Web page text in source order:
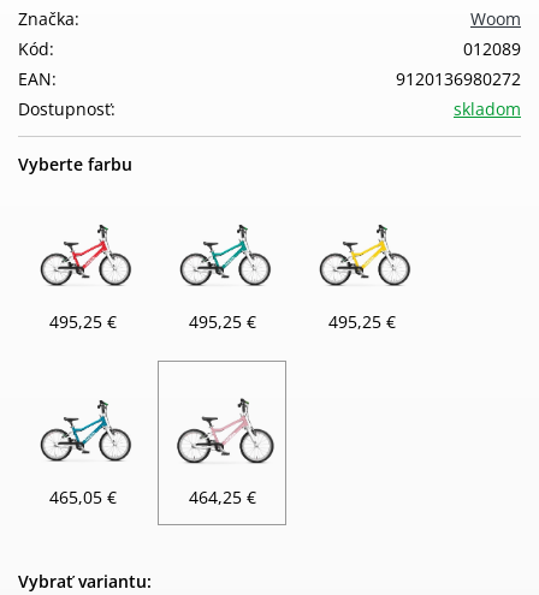
Woom
Značka:
012089
Kód:
9120136980272
EAN:
skladom
Dostupnosť:
Vyberte farbu
495,25 € 495,25 € 495,25 €
465,05 € 464,25 €
Vybrať variantu: